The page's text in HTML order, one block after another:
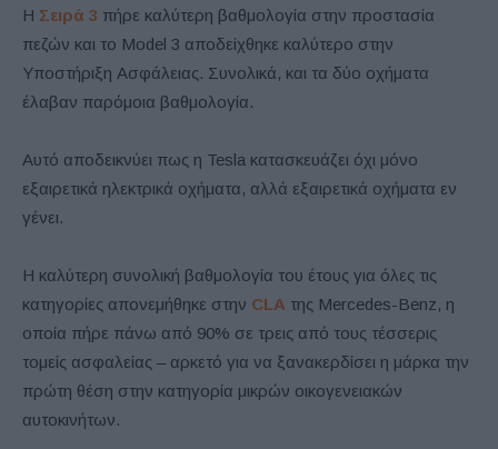
Η Σειρά 3 πήρε καλύτερη βαθμολογία στην προστασία
πεζών και το Model 3 αποδείχθηκε καλύτερο στην
Υποστήριξη Ασφάλειας. Συνολικά, και τα δύο οχήματα
έλαβαν παρόμοια βαθμολογία.
Αυτό αποδεικνύει πως η Tesla κατασκευάζει όχι μόνο
εξαιρετικά ηλεκτρικά οχήματα, αλλά εξαιρετικά οχήματα εν
γένει.
Η καλύτερη συνολική βαθμολογία του έτους για όλες τις
κατηγορίες απονεμήθηκε στην CLA της Mercedes-Benz, η
οποία πήρε πάνω από 90% σε τρεις από τους τέσσερις
τομείς ασφαλείας – αρκετό για να ξανακερδίσει η μάρκα την
πρώτη θέση στην κατηγορία μικρών οικογενειακών
αυτοκινήτων.